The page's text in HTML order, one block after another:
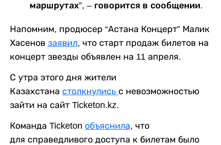
маршрутах”, – говорится в сообщении.
Напомним, продюсер “Астана Концерт” Малик
Хасенов заявил, что старт продаж билетов на
концерт звезды объявлен на 11 апреля.
С утра этого дня жители
Казахстана столкнулись с невозможностью
зайти на сайт Ticketon.kz.
Команда Ticketon объяснила, что
для справедливого доступа к билетам было